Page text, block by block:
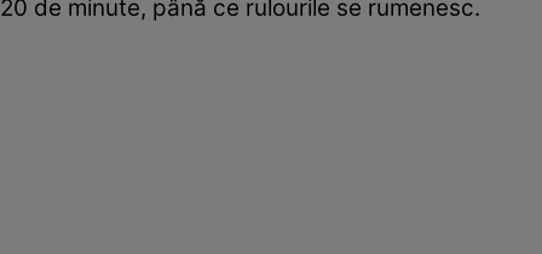
20 de minute, până ce rulourile se rumenesc.